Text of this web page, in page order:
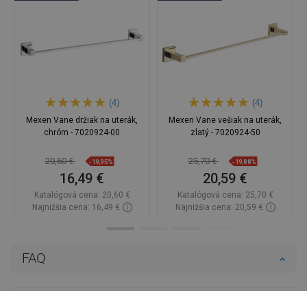
FAQ
(4)
Mexen Vane držiak na uterák,
chróm - 7020924-00
20,60 € -19,95%
16,49 €
Katalógová cena: 20,60 €
Najnižšia cena: 16,49 €
(4)
Mexen Vane vešiak na uterák,
zlatý - 7020924-50
25,70 € -19,88%
20,59 €
Katalógová cena: 25,70 €
Najnižšia cena: 20,59 €